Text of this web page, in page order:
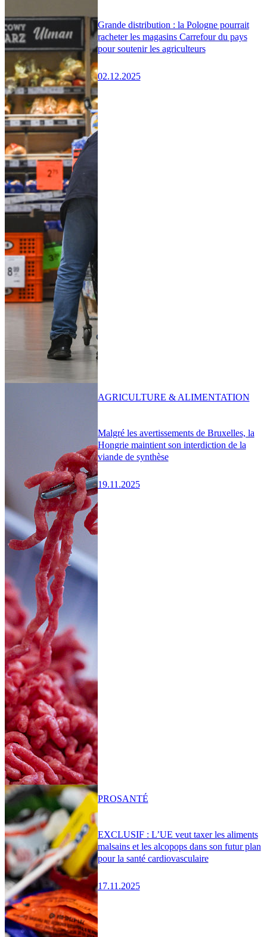
Grande distribution : la Pologne pourrait
racheter les magasins Carrefour du pays
pour soutenir les agriculteurs
02.12.2025
Malgré les avertissements de Bruxelles, la
Hongrie maintient son interdiction de la
viande de synthèse
19.11.2025
AGRICULTURE & ALIMENTATION
EXCLUSIF : L’UE veut taxer les aliments
malsains et les alcopops dans son futur plan
pour la santé cardiovasculaire
17.11.2025
PROSANTÉ